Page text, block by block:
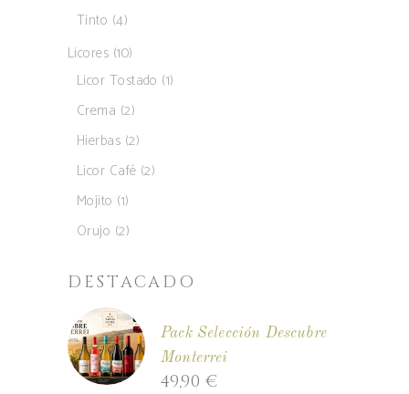
Tinto 44
productos
Licores 1010
productos
Licor Tostado 11
Crema 22
productos
Hierbas 22
productos
Licor Café 22
Mojito 11
producto
Orujo 22
DESTACADO
Pack Selección Descubre
Monterrei
49,90 €